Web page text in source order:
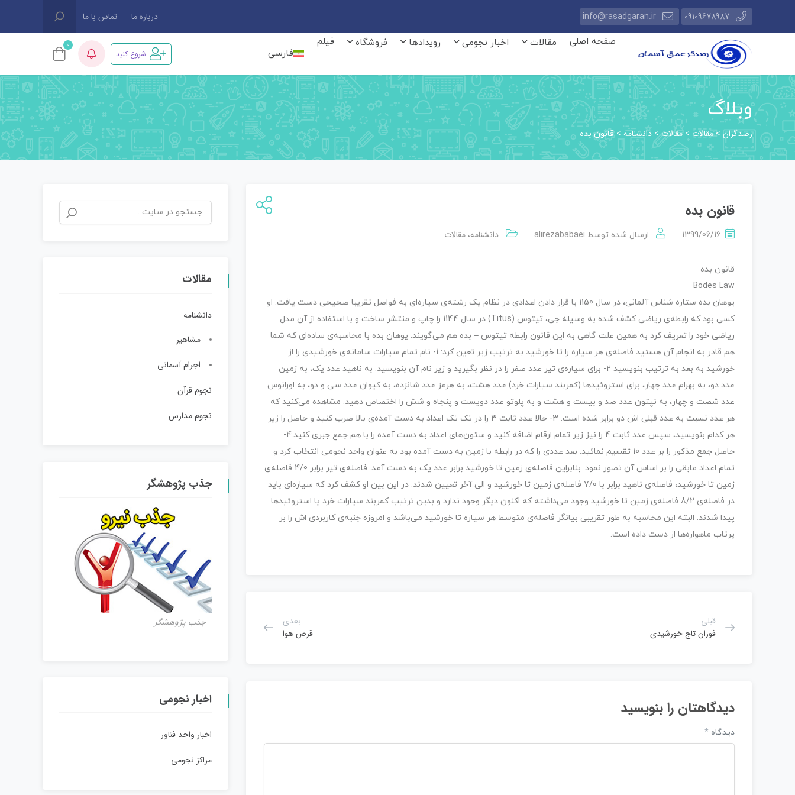
09109678987
info@rasadgaran.ir درباره ما تماس با ما
صفحه اصلی مقالات اخبار نجومی رویدادها فروشگاه
فیلم
فارسی
شروع کنید
0
وبلاگ
رصدگران >مقالات >مقالات> دانشنامه >قانون بده
قانون بده
1399/06/16 ارسال شده توسط alirezababaei دانشنامه، مقالات
قانون بده
Bodes Law
یوهان بده ستاره شناس آلمانی، در سال 1150 با قرار دادن اعدادی در نظام یک رشته‌ی سیاره‌ای به فواصل تقریبا صحیحی دست یافت. او
کسی بود که رابطه‌ی ریاضی کشف شده به وسیله جی، تیتوس (Titus) در سال 1144 را چاپ و منتشر ساخت و با استفاده از آن مدل
ریاضی خود را تعریف کرد به همین علت گاهی به این قانون رابطه تیتوس – بده هم می‌گویند. یوهان بده با محاسبه‌ی ساده‌ای که شما
هم قادر به انجام آن هستید فاصله‌ی هر سیاره را تا خورشید به ترتیب زیر تعین کرد: 1- نام تمام سیارات سامانه‌ی خورشیدی را از
خورشید به بعد به ترتیب بنویسید 2- برای سیاره‌ی تیر عدد صفر را در نظر بگیرید و زیر نام آن بنویسید. به ناهید عدد یک، به زمین
عدد دو، به بهرام عدد چهار، برای استروئیدها (کمربند سیارات خرد) عدد هشت، به هرمز عدد شانزده، به کیوان عدد سی و دو، به اورانوس
عدد شصت و چهار، به نپتون عدد صد و بیست و هشت و به پلوتو عدد دویست و پنجاه و شش را اختصاص دهید. مشاهده می‌کنید که
هر عدد نسبت به عدد قبلی اش دو برابر شده است. 3- حالا عدد ثابت 3 را در تک تک اعداد به دست آمده‌ی بالا ضرب کنید و حاصل را زیر
هر کدام بنویسید، سپس عدد ثابت 4 را نیز زیر تمام ارقام اضافه کنید و ستون‌های اعداد به دست آمده را با هم جمع جبری کنید.4-
حاصل جمع مذکور را بر عدد 10 تقسیم نمائید. بعد عددی را که در رابطه با زمین به دست آمده بود به عنوان واحد نجومی انتخاب کرد و
تمام اعداد مابقی را بر اساس آن تصور نمود. بنابراین فاصله‌ی زمین تا خورشید برابر عدد یک به دست آمد. فاصله‌ی تیر برابر 4/0 فاصله‌ی
زمین تا خورشید، فاصله‌ی ناهید برابر با 7/0 فاصله‌ی زمین تا خورشید و الی آخر تعیین شدند. در این بین او کشف کرد که سیاره‌ای باید
در فاصله‌ی 8/2 فاصله‌ی زمین تا خورشید وجود می‌داشته که اکنون دیگر وجود ندارد و بدین ترتیب کمربند سیارات خرد یا استروئیدها
پیدا شدند. البته این محاسبه به طور تقریبی بیانگر فاصله‌ی متوسط هر سیاره تا خورشید می‌باشد و امروزه جنبه‌ی کاربردی اش را بر
پرتاب ماهواره‌ها از دست داده است.
قبلی
فوران تاج خورشیدی
بعدی
قرص هوا
دیدگاهتان را بنویسید
دیدگاه *
مقالات
دانشنامه
مشاهیر
اجرام آسمانی
نجوم قرآن
نجوم مدارس
جذب پژوهشگر
جذب پژوهشگر
اخبار نجومی
اخبار واحد فناور
مراکز نجومی